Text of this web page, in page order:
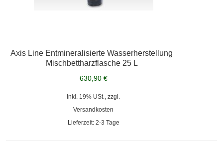
Axis Line Entmineralisierte Wasserherstellung
Mischbettharzflasche 25 L
630,90 €
Inkl. 19% USt., zzgl.
Versandkosten
Lieferzeit: 2-3 Tage